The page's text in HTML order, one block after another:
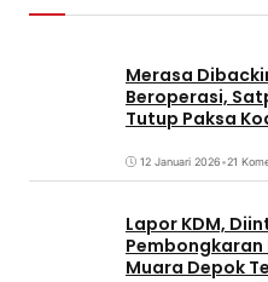
Merasa
Beroperasi,
Tutup Paksa
12 Januari 2026•21
Lapor KDM,
Pembongkaran
Muara Depok